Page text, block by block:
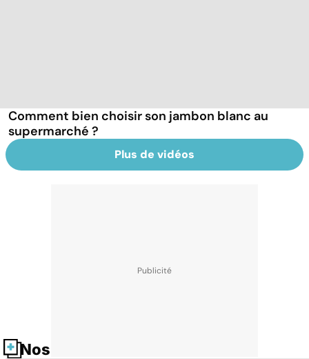
Comment bien choisir son jambon blanc au
supermarché ?
Plus de vidéos
Nos fiches santé